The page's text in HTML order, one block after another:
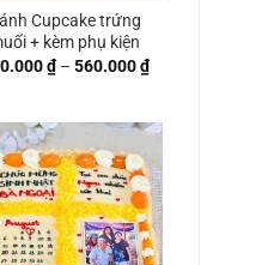
Cupcake trứng
+ kèm phụ kiện
₫ – 560.000₫Khoảng
giá:
đến